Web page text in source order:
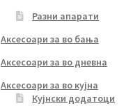
Разни апарати
Аксесоари за во бања
Аксесоари за во дневна
Аксесоари за во кујна
Кујнски додатоци